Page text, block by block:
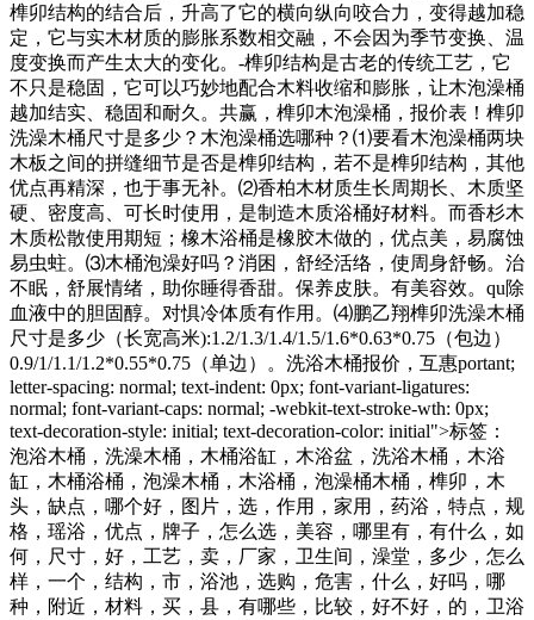
榫卯结构的结合后，升高了它的横向纵向咬合力，变得越加稳
定，它与实木材质的膨胀系数相交融，不会因为季节变换、温
度变换而产生太大的变化。-榫卯结构是古老的传统工艺，它
不只是稳固，它可以巧妙地配合木料收缩和膨胀，让木泡澡桶
越加结实、稳固和耐久。共赢，榫卯木泡澡桶，报价表！榫卯
洗澡木桶尺寸是多少？木泡澡桶选哪种？⑴要看木泡澡桶两块
木板之间的拼缝细节是否是榫卯结构，若不是榫卯结构，其他
优点再精深，也于事无补。⑵香柏木材质生长周期长、木质坚
硬、密度高、可长时使用，是制造木质浴桶好材料。而香杉木
木质松散使用期短；橡木浴桶是橡胶木做的，优点美，易腐蚀
易虫蛀。⑶木桶泡澡好吗？消困，舒经活络，使周身舒畅。治
不眠，舒展情绪，助你睡得香甜。保养皮肤。有美容效。qu除
血液中的胆固醇。对惧冷体质有作用。⑷鹏乙翔榫卯洗澡木桶
尺寸是多少（长宽高米):1.2/1.3/1.4/1.5/1.6*0.63*0.75（包边）
0.9/1/1.1/1.2*0.55*0.75（单边）。洗浴木桶报价，互惠portant;
letter-spacing: normal; text-indent: 0px; font-variant-ligatures:
normal; font-variant-caps: normal; -webkit-text-stroke-wth: 0px;
text-decoration-style: initial; text-decoration-color: initial">标签：
泡浴木桶，洗澡木桶，木桶浴缸，木浴盆，洗浴木桶，木浴
缸，木桶浴桶，泡澡木桶，木浴桶，泡澡桶木桶，榫卯，木
头，缺点，哪个好，图片，选，作用，家用，药浴，特点，规
格，瑶浴，优点，牌子，怎么选，美容，哪里有，有什么，如
何，尺寸，好，工艺，卖，厂家，卫生间，澡堂，多少，怎么
样，一个，结构，市，浴池，选购，危害，什么，好吗，哪
种，附近，材料，买，县，有哪些，比较，好不好，的，卫浴